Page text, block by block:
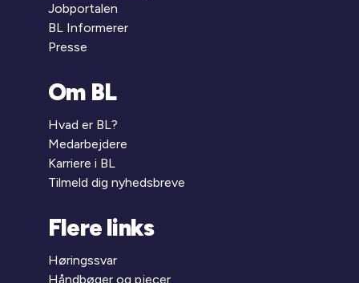
Jobportalen
BL Informerer
Presse
Om BL
Hvad er BL?
Medarbejdere
Karriere i BL
Tilmeld dig nyhedsbreve
Flere links
Høringssvar
Håndbøger og pjecer